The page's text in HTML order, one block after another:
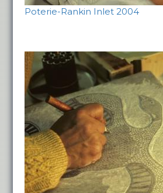
Poterie-Rankin Inlet 2004